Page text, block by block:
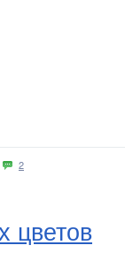
2
цветов